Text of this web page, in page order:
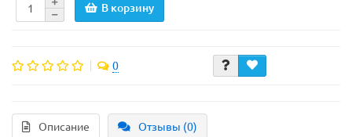
В корзину
0
Описание Отзывы (0)